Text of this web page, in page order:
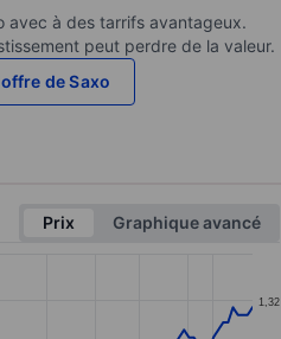
avec à des tarrifs avantageux.
peut perdre de la valeur.
de Saxo
Prix
Graphique avancé
1,32